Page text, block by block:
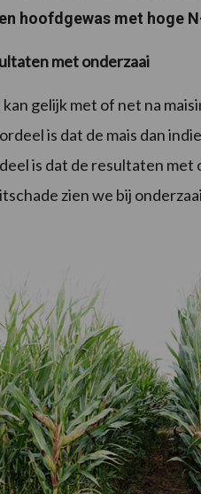
hoofdgewas met hoge
met onderzaai
gelijk met of net na
is dat de mais dan
is dat de resultaten
zien we bij